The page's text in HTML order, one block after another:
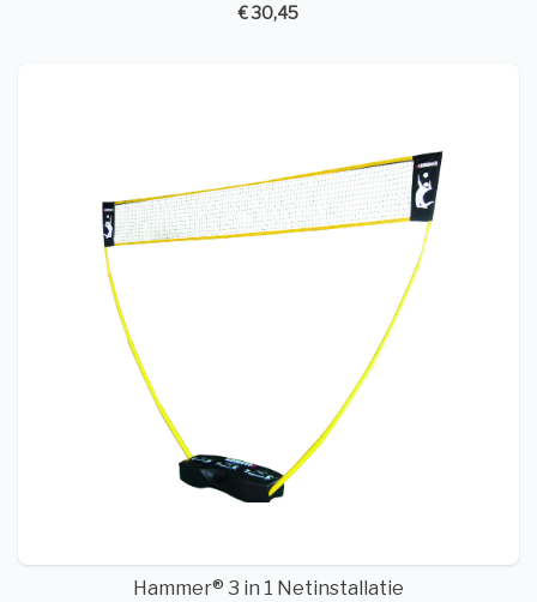
€ 30,45
Hammer® 3 in 1 Netinstallatie